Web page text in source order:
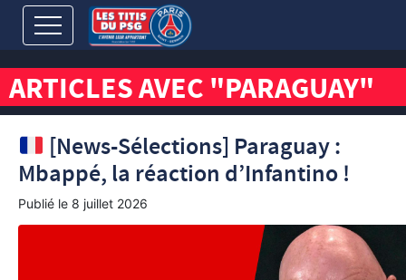
ARTICLES AVEC "PARAGUAY"
[News-Sélections] Paraguay :
Mbappé, la réaction d’Infantino !
Publié le 8 juillet 2026